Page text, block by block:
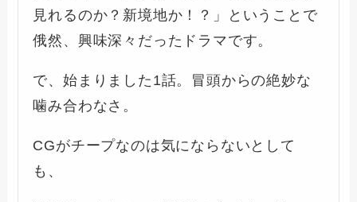
見れるのか？新境地か！？」ということで
俄然、興味深々だったドラマです。
で、始まりました1話。冒頭からの絶妙な
噛み合わなさ。
CGがチープなのは気にならないとして
も、